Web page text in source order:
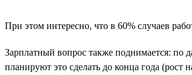
При этом интересно, что в 60% случаев
Зарплатный вопрос также поднимается: по
планируют это сделать до конца года